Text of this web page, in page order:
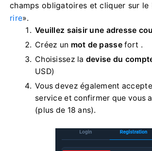
champs obligatoires et cliquer sur le
rire».
Veuillez saisir une adresse
Créez un mot de passefort .
Choisissez la devise du
USD)
Vous devez également
service et confirmer que vous
(plus de 18 ans).